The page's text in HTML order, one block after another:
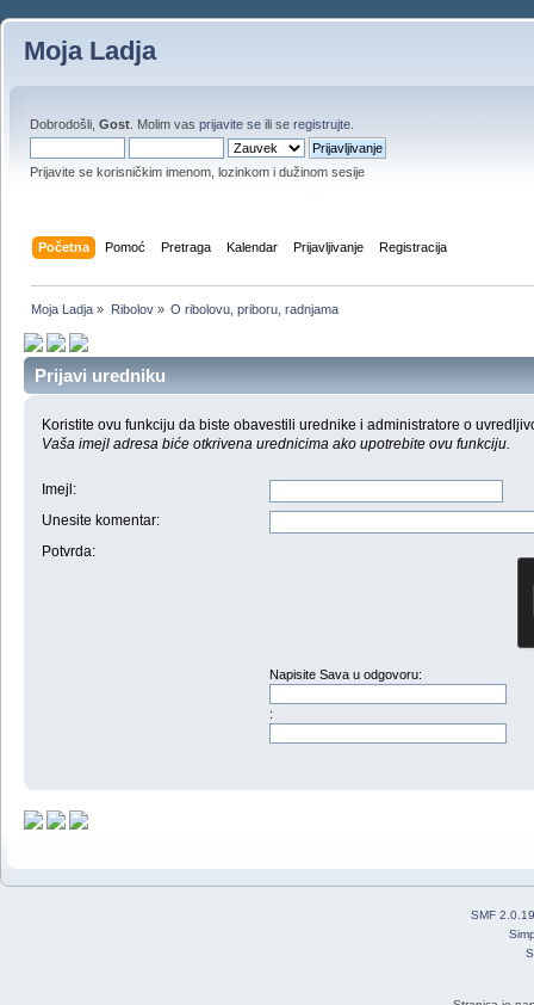
Moja Ladja
Dobrodošli, Gost . Molim vas prijavite se ili se registrujte
Prijavite se korisničkim imenom, lozinkom i dužinom sesije
Početna Pomoć Pretraga Kalendar Prijavljivanje Registracija
Moja Ladja » Ribolov» O ribolovu, priboru, radnjama
Prijavi uredniku
Koristite ovu funkciju da biste obavestili urednike i administratore o
Vaša imejl adresa biće otkrivena urednicima ako upotrebite ovu funkciju.
Imejl :
Unesite komentar:
Potvrda:
Napisite Sava u odgovoru:
:
SMF 2.0.19